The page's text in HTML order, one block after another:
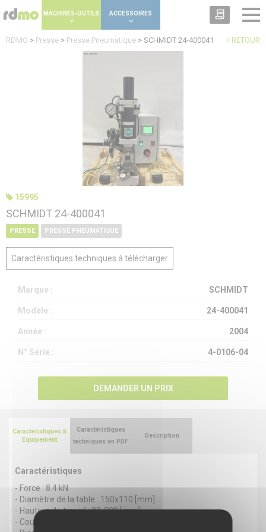
MACHINES-OUTILS ACCESSOIRES
RETOUR
RDMO > Presse > Presse Pneumatique > SCHMIDT 24-400041
15995
SCHMIDT 24-400041
PRESSE PRESSE PNEUMATIQUE
Caractéristiques techniques à télécharger
Marque : SCHMIDT
Modèle : 24-400041
Année : 2004
N° Série : 4-0106-04
DEMANDER UN PRIX
Caractéristiques &
Equipement
Caractéristiques
- Force : 8.4 kN
- Diamètre de la table : 150x110 [mm]
- Hauteur de travail : 90-220 [mm]
- Course du piston-presseur : 0-50 [mm]
Caractéristiques
techniques en PDF
Description